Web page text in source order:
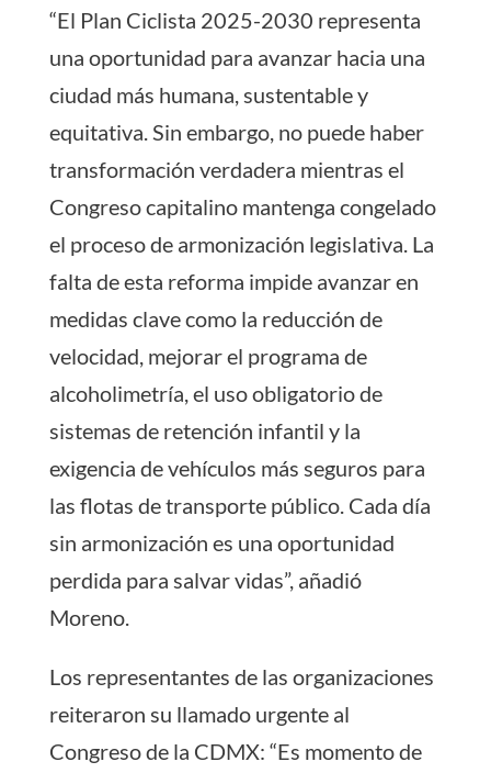
“El Plan Ciclista 2025-2030 representa
una oportunidad para avanzar hacia una
ciudad más humana, sustentable y
equitativa. Sin embargo, no puede haber
transformación verdadera mientras el
Congreso capitalino mantenga congelado
el proceso de armonización legislativa. La
falta de esta reforma impide avanzar en
medidas clave como la reducción de
velocidad, mejorar el programa de
alcoholimetría, el uso obligatorio de
sistemas de retención infantil y la
exigencia de vehículos más seguros para
las flotas de transporte público. Cada día
sin armonización es una oportunidad
perdida para salvar vidas”, añadió
Moreno.
Los representantes de las organizaciones
reiteraron su llamado urgente al
Congreso de la CDMX: “Es momento de